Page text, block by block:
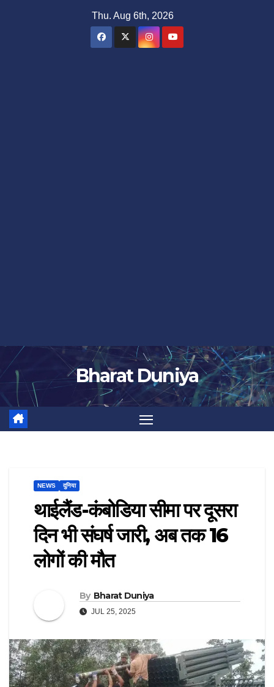
Thu. Aug 6th, 2026
Bharat Duniya
NEWS दुनिया
थाईलैंड-कंबोडिया सीमा पर दूसरा
दिन भी संघर्ष जारी, अब तक 16
लोगों की मौत
By Bharat Duniya
JUL 25, 2025